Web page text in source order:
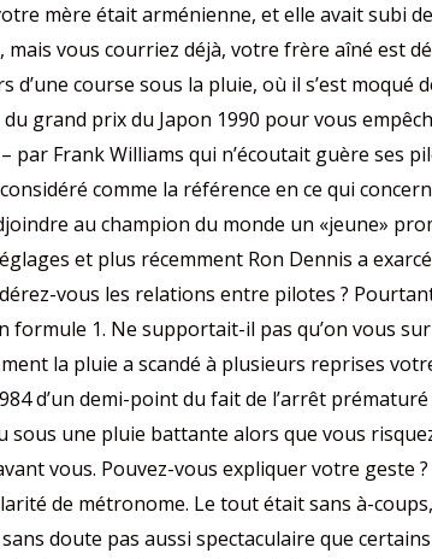
mère était arménienne, et elle avait subi
vous courriez déjà, votre frère aîné est
course sous la pluie, où il s’est moqué
grand prix du Japon 1990 pour vous
par Frank Williams qui n’écoutait guère ses
comme la référence en ce qui
au champion du monde un «jeune»
et plus récemment Ron Dennis a
vous les relations entre pilotes ?
1. Ne supportait-il pas qu’on vous
la pluie a scandé à plusieurs reprises
d’un demi-point du fait de l’arrêt
sous une pluie battante alors que vous
vous. Pouvez-vous expliquer votre geste ?
de métronome. Le tout était sans à-
doute pas aussi spectaculaire que